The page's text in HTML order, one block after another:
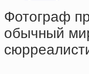
Фотограф
обычный